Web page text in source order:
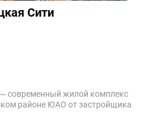
Сити
современный жилой комплекс
районе ЮАО от застройщика